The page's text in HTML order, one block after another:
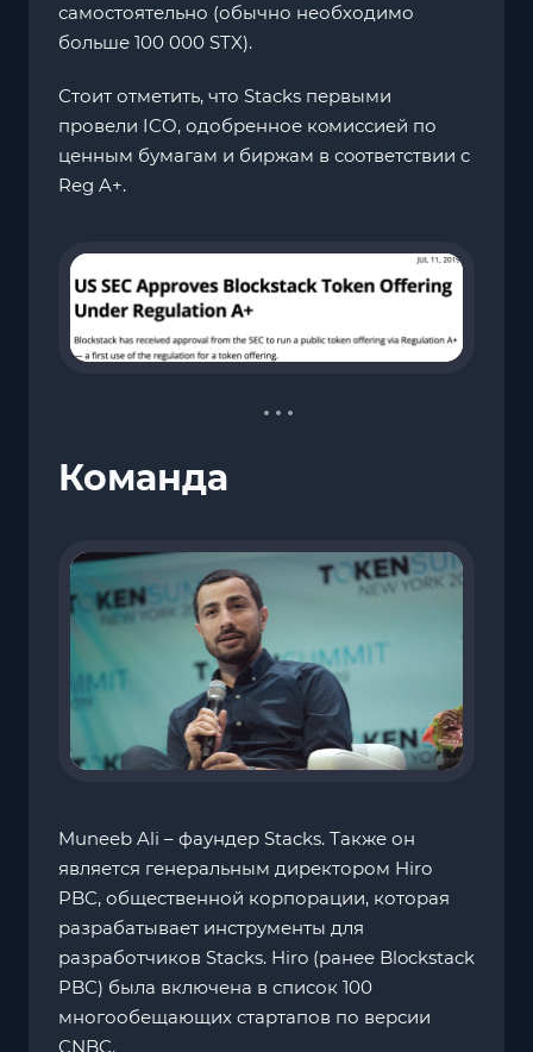
самостоятельно (обычно необходимо
больше 100 000 STX).
Стоит отметить, что Stacks первыми
провели ICO, одобренное кoмиccиeй по
ценным бумагам и биpжaм в cooтвeтcтвии c
Reg A+.
Команда
Muneeb Ali – фаундер Stacks. Также он
является генеральным директором Hiro
PBC, общественной корпорации, которая
разрабатывает инструменты для
разработчиков Stacks. Hiro (ранее Blockstack
PBC) была включена в список 100
многообещающих стартапов по версии
CNBC.